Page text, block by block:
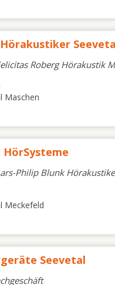
Roberg Hörakustik
Maschen
HörSysteme
Philip Blunk
Meckefeld
Seevetal